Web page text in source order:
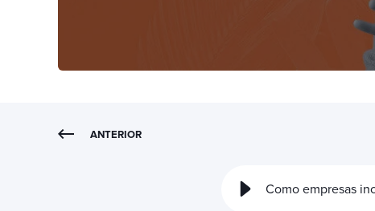
ANTERIOR
Como empresas